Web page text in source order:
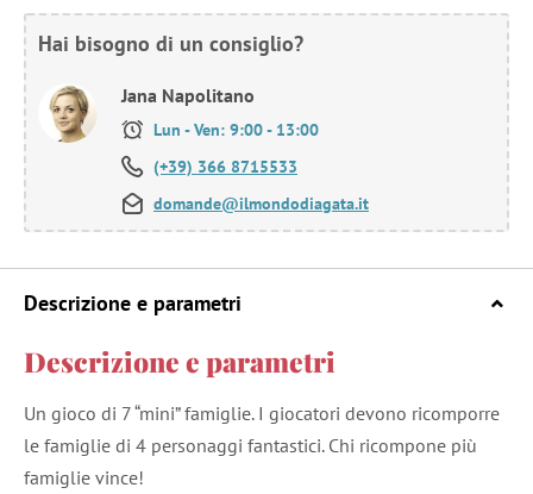
Hai bisogno di un consiglio?
Jana Napolitano
Lun - Ven: 9:00 - 13:00
(+39) 366 8715533
domande@ilmondodiagata.it
Descrizione e parametri
Descrizione e parametri
Un gioco di 7 “mini” famiglie. I giocatori devono ricomporre
le famiglie di 4 personaggi fantastici. Chi ricompone più
famiglie vince!